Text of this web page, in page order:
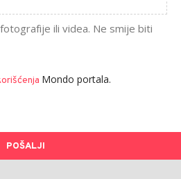
ili videa. Ne smije biti
Mondo portala.
POŠALJI